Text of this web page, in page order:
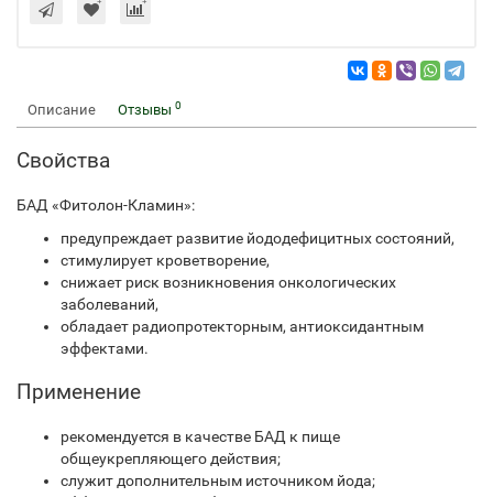
Описание Отзывы 0
Свойства
БАД «Фитолон-Кламин»:
предупреждает развитие йододефицитных состояний,
стимулирует кроветворение,
снижает риск возникновения онкологических
заболеваний,
обладает радиопротекторным, антиоксидантным
эффектами.
Применение
рекомендуется в качестве БАД к пище
общеукрепляющего действия;
служит дополнительным источником йода;